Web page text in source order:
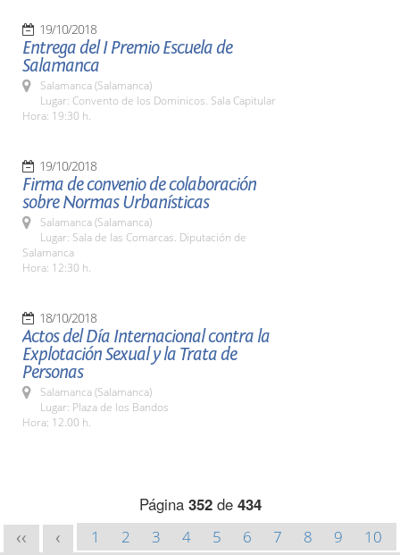
19/10/2018
Entrega del I Premio Escuela de
Salamanca
Salamanca (Salamanca)
Lugar: Convento de los Dominicos. Sala Capitular
Hora: 19:30 h.
19/10/2018
Firma de convenio de colaboración
sobre Normas Urbanísticas
Salamanca (Salamanca)
Lugar: Sala de las Comarcas. Diputación de
Salamanca
Hora: 12:30 h.
18/10/2018
Actos del Día Internacional contra la
Explotación Sexual y la Trata de
Personas
Salamanca (Salamanca)
Lugar: Plaza de los Bandos
Hora: 12.00 h.
Página 352de 434
<< < 1 2 3 4 5 6 7 8 9
10